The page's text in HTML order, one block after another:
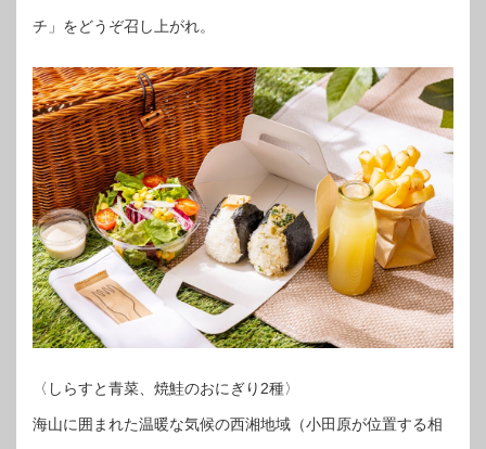
チ」をどうぞ召し上がれ。
〈しらすと青菜、焼鮭のおにぎり2種〉
海山に囲まれた温暖な気候の西湘地域（小田原が位置する相